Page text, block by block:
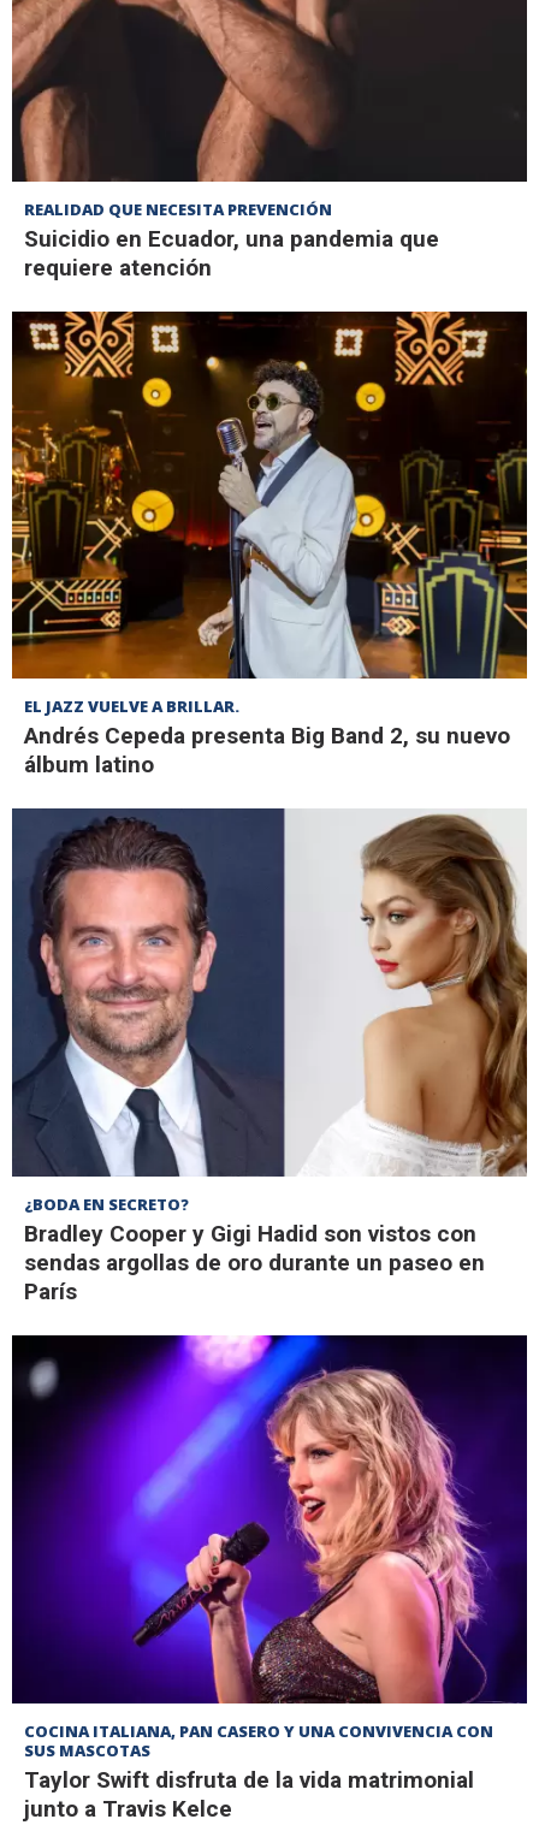
REALIDAD QUE NECESITA PREVENCIÓN
Suicidio en Ecuador, una pandemia que
requiere atención
EL JAZZ VUELVE A BRILLAR.
Andrés Cepeda presenta Big Band 2, su nuevo
álbum latino
¿BODA EN SECRETO?
Bradley Cooper y Gigi Hadid son vistos con
sendas argollas de oro durante un paseo en
París
COCINA ITALIANA, PAN CASERO Y UNA CONVIVENCIA CON
SUS MASCOTAS
Taylor Swift disfruta de la vida matrimonial
junto a Travis Kelce